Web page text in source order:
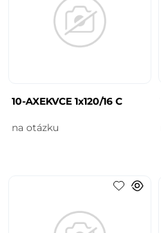
10-AXEKVCE 1x120/16 C
na otázku